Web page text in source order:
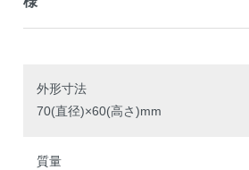
外形寸法
70(直径)×60(高さ)mm
質量